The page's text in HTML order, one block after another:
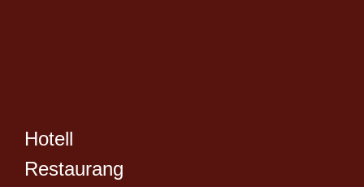
Hotell
Restaurang